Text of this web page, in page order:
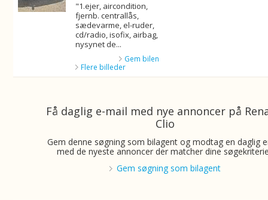
"1.ejer, aircondition,
fjernb. centrallås,
sædevarme, el-ruder,
cd/radio, isofix, airbag,
nysynet de...
Gem bilen
Flere billeder
Få daglig e-mail med nye annoncer på
Clio
Gem denne søgning som bilagent og modtag en daglig
med de nyeste annoncer der matcher dine
Gem søgning som bilagent